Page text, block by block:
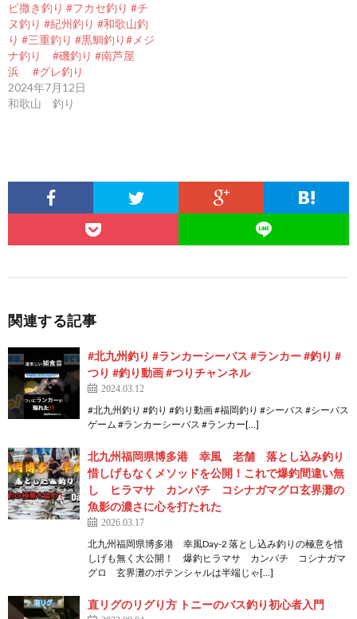
ビ撒き釣り #フカセ釣り #チ
ヌ釣り #紀州釣り #和歌山釣
り #三重釣り #黒鯛釣り#メジ
ナ釣り #磯釣り #南芦屋
浜 #グレ釣り
2024年7月12日
和歌山 釣り
関連する記事
#北九州釣り #ランカーシーバス #ランカー #釣り #
つり #釣り動画 #つりチャンネル
2024.03.12
#北九州釣り #釣り #釣り動画 #福岡釣り #シーバス #シーバス
ゲーム #ランカーシーバス #ランカー[…]
北九州福岡県博多港 幸風 老舗 落とし込み釣り
惜しげもなくメソッドを公開！これで爆釣間違い無
し ヒラマサ カンパチ コシナガマグロ玄界灘の
魚影の濃さに心を打たれた
2026.03.17
北九州福岡県博多港 幸風Day-2 落とし込み釣りの極意を惜
しげも無く大公開！ 爆釣ヒラマサ カンパチ コシナガマ
グロ 玄界灘のポテンシャルは半端じゃ[…]
直リグのリグり方 トニーのバス釣り初心者入門